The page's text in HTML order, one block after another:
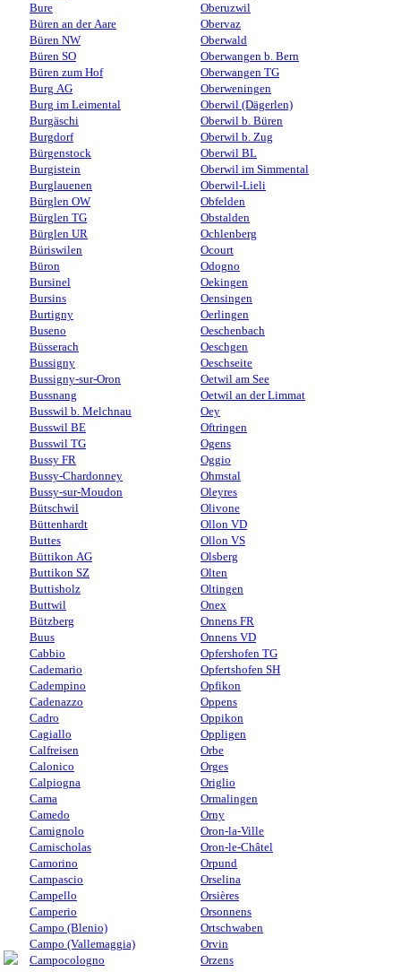
Bure
Büren an der Aare
Büren NW
Büren SO
Büren zum Hof
Burg AG
Burg im Leimental
Burgäschi
Burgdorf
Bürgenstock
Burgistein
Burglauenen
Bürglen OW
Bürglen TG
Bürglen UR
Büriswilen
Büron
Bursinel
Bursins
Burtigny
Buseno
Büsserach
Bussigny
Bussigny-sur-Oron
Bussnang
Busswil b. Melchnau
Busswil BE
Busswil TG
Bussy FR
Bussy-Chardonney
Bussy-sur-Moudon
Bütschwil
Büttenhardt
Buttes
Büttikon AG
Buttikon SZ
Buttisholz
Buttwil
Bützberg
Buus
Cabbio
Cademario
Cadempino
Cadenazzo
Cadro
Cagiallo
Calfreisen
Calonico
Calpiogna
Cama
Camedo
Camignolo
Camischolas
Camorino
Campascio
Campello
Camperio
Campo (Blenio)
Campo (Vallemaggia)
Campocologno
Oberuzwil
Obervaz
Oberwald
Oberwangen b. Bern
Oberwangen TG
Oberweningen
Oberwil (Dägerlen)
Oberwil b. Büren
Oberwil b. Zug
Oberwil BL
Oberwil im Simmental
Oberwil-Lieli
Obfelden
Obstalden
Ochlenberg
Ocourt
Odogno
Oekingen
Oensingen
Oerlingen
Oeschenbach
Oeschgen
Oeschseite
Oetwil am See
Oetwil an der Limmat
Oey
Oftringen
Ogens
Oggio
Ohmstal
Oleyres
Olivone
Ollon VD
Ollon VS
Olsberg
Olten
Oltingen
Onex
Onnens FR
Onnens VD
Opfershofen TG
Opfertshofen SH
Opfikon
Oppens
Oppikon
Oppligen
Orbe
Orges
Origlio
Ormalingen
Orny
Oron-la-Ville
Oron-le-Châtel
Orpund
Orselina
Orsières
Orsonnens
Ortschwaben
Orvin
Orzens